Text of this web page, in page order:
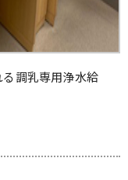
調乳専用浄水給